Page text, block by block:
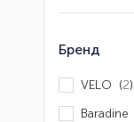
Бренд
VELO (2)